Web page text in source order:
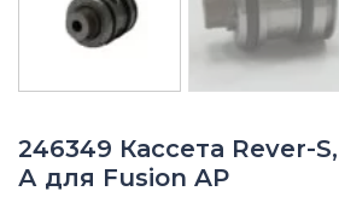
246349 Кассета Rever-
А для Fusion AP